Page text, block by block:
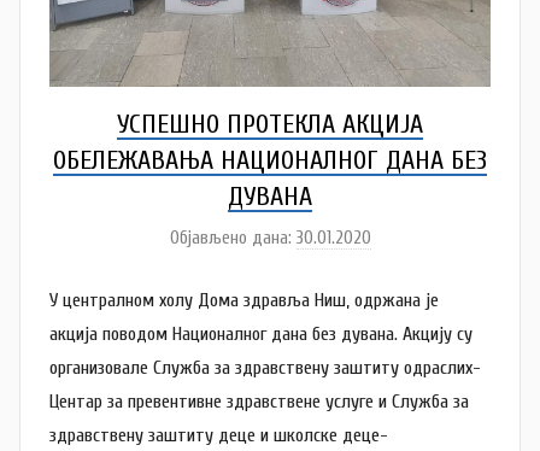
УСПЕШНО ПРОТЕКЛА АКЦИЈА
ОБЕЛЕЖАВАЊА НАЦИОНАЛНОГ ДАНА БЕЗ
ДУВАНА
Објављено дана: 30.01.2020
т
о
р
D
У централном холу Дома здравља Ниш, одржана је
акција поводом Националног дана без дувана. Акцију су
организовале Служба за здравствену заштиту одраслих-
Центар за превентивне здравствене услуге и Служба за
здравствену заштиту деце и школске деце-